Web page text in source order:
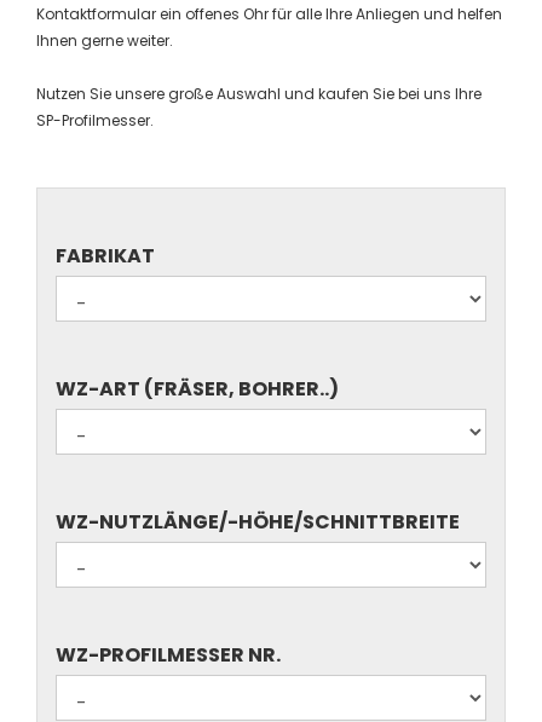
Kontaktformular ein offenes Ohr für alle Ihre Anliegen und helfen
Ihnen gerne weiter.
Nutzen Sie unsere große Auswahl und kaufen Sie bei uns Ihre
SP-Profilmesser.
FABRIKAT
FABRIKAT
WZ-
ART
(FRÄSER,
WZ-ART (FRÄSER, BOHRER..)
WZ-
NUTZLÄNGE/-
HÖHE/SCHNITTBREITE
WZ-NUTZLÄNGE/-HÖHE/SCHNITTBREITE
WZ-
PROFILMESSER
NR.
WZ-PROFILMESSER NR.